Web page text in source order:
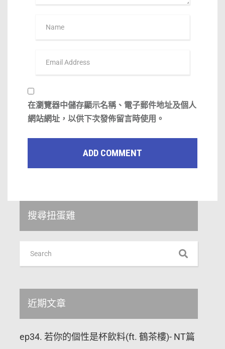
在瀏覽器中儲存顯示名稱、電子郵件地址及個人
網站網址，以供下次發佈留言時使用。
搜尋扭蛋雞
近期文章
ep34. 若你的個性是杯飲料(ft. 鶴茶樓)- NT篇